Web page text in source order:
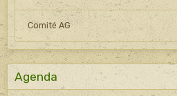
Comité AG
Agenda